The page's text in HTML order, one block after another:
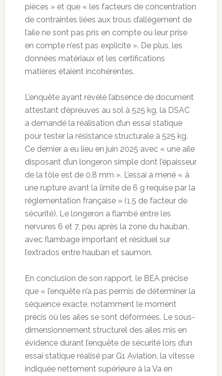
pièces » et que « les facteurs de concentration
de contraintes liées aux trous d’allégement de
l’aile ne sont pas pris en compte ou leur prise
en compte n’est pas explicite ». De plus, les
données matériaux et les certifications
matières étaient incohérentes.
L’enquête ayant révélé l’absence de document
attestant d’épreuves au sol à 525 kg, la DSAC
a demandé la réalisation d’un essai statique
pour tester la résistance structurale à 525 kg.
Ce dernier a eu lieu en juin 2025 avec « une aile
disposant d’un longeron simple dont l’épaisseur
de la tôle est de 0,8 mm ». L’essai a mené « à
une rupture avant la limite de 6 g requise par la
réglementation française » (1,5 de facteur de
sécurité). Le longeron a flambé entre les
nervures 6 et 7, peu après la zone du hauban,
avec flambage important et résiduel sur
l’extrados entre hauban et saumon.
En conclusion de son rapport, le BEA précise
que « l’enquête n’a pas permis de déterminer la
séquence exacte, notamment le moment
précis où les ailes se sont déformées. Le sous-
dimensionnement structurel des ailes mis en
évidence durant l’enquête de sécurité lors d’un
essai statique réalisé par G1 Aviation, la vitesse
indiquée nettement supérieure à la Va en